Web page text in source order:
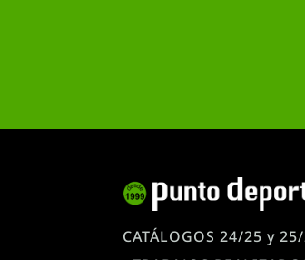
CATÁLOGOS 24/25 y